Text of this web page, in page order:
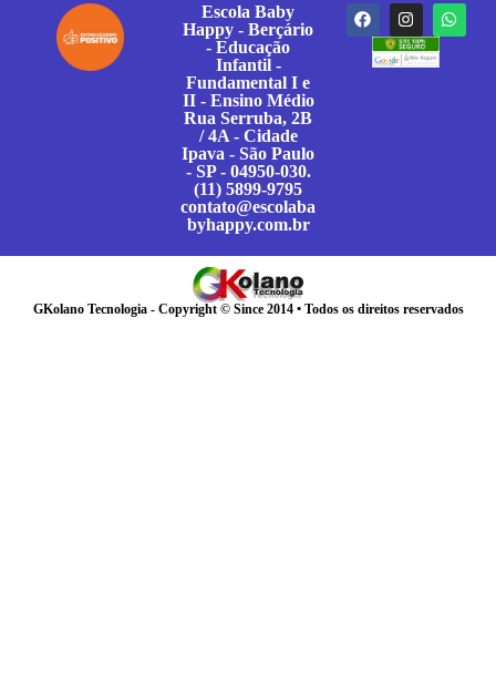
Escola Baby
Happy - Berçário
- Educação
Infantil -
Fundamental I e
II - Ensino Médio
Rua Serruba, 2B
/ 4A - Cidade
Ipava - São Paulo
- SP - 04950-030.
(11) 5899-9795
contato@escolaba
byhappy.com.br
GKolano Tecnologia - Copyright © Since 2014 • Todos os direitos reservados